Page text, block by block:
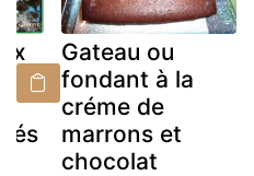
Gateau ou
fondant à la
créme de
marrons et
chocolat